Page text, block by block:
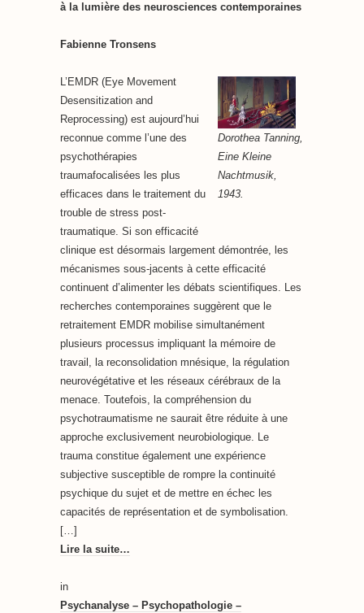
à la lumière des neurosciences contemporaines
Fabienne Tronsens
Dorothea Tanning,
Eine Kleine
Nachtmusik,
1943.
L’EMDR (Eye Movement
Desensitization and
Reprocessing) est aujourd’hui
reconnue comme l’une des
psychothérapies
traumafocalisées les plus
efficaces dans le traitement du
trouble de stress post-
traumatique. Si son efficacité
clinique est désormais largement démontrée, les
mécanismes sous-jacents à cette efficacité
continuent d’alimenter les débats scientifiques. Les
recherches contemporaines suggèrent que le
retraitement EMDR mobilise simultanément
plusieurs processus impliquant la mémoire de
travail, la reconsolidation mnésique, la régulation
neurovégétative et les réseaux cérébraux de la
menace. Toutefois, la compréhension du
psychotraumatisme ne saurait être réduite à une
approche exclusivement neurobiologique. Le
trauma constitue également une expérience
subjective susceptible de rompre la continuité
psychique du sujet et de mettre en échec les
capacités de représentation et de symbolisation.
[…]
Lire la suite…
in
Psychanalyse – Psychopathologie –